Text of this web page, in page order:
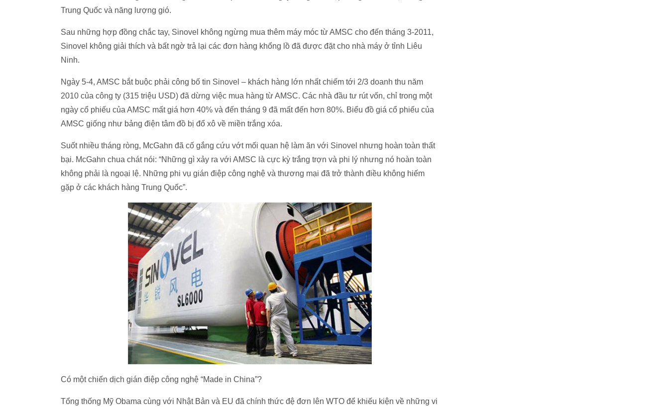
Trung Quốc và năng lượng gió.
Sau những hợp đồng chắc tay, Sinovel không ngừng mua thêm máy móc từ AMSC cho đến tháng 3-2011,
Sinovel không giải thích và bất ngờ trả lại các đơn hàng khổng lồ đã được đặt cho nhà máy ở tỉnh Liêu
Ninh.
Ngày 5-4, AMSC bắt buộc phải công bố tin Sinovel – khách hàng lớn nhất chiếm tới 2/3 doanh thu năm
2010 của công ty (315 triệu USD) đã dừng việc mua hàng từ AMSC. Các nhà đầu tư rút vốn, chỉ trong một
ngày cổ phiếu của AMSC mất giá hơn 40% và đến tháng 9 đã mất đến hơn 80%. Biểu đồ giá cổ phiếu của
AMSC giống như bảng điện tâm đồ bị đổ xô về miền trắng xóa.
Suốt nhiều tháng ròng, McGahn đã cố gắng cứu vớt mối quan hệ làm ăn với Sinovel nhưng hoàn toàn thất
bại. McGahn chua chát nói: “Những gì xảy ra với AMSC là cực kỳ trắng trợn và phi lý nhưng nó hoàn toàn
không phải là ngoại lệ. Những phi vụ gián điệp công nghệ và thương mại đã trở thành điều không hiếm
gặp ở các khách hàng Trung Quốc”.
Có một chiến dịch gián điệp công nghệ “Made in China”?
Tổng thống Mỹ Obama cùng với Nhật Bản và EU đã chính thức đệ đơn lên WTO để khiếu kiện về những vi